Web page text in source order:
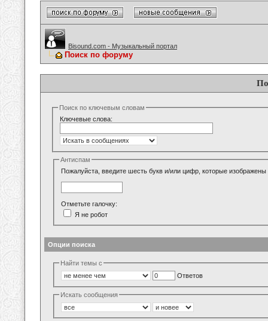
Bisound.com - Музыкальный портал
Поиск по форуму
Поиск по ключевым словам
Ключевые слова:
Антиспам
Пожалуйста, введите шесть букв и/или цифр, которые изображены
Отметьте галочку:
Я не робот
Опции поиска
Найти темы с
Ответов
Искать сообщения